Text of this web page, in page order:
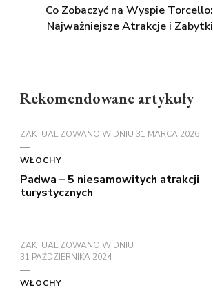
Co Zobaczyć na Wyspie Torcello:
Najważniejsze Atrakcje i Zabytki
Rekomendowane artykuły
ZAKTUALIZOWANO W DNIU 31 MARCA 2026
WŁOCHY
Padwa – 5 niesamowitych atrakcji
turystycznych
ZAKTUALIZOWANO W DNIU
31 PAŹDZIERNIKA 2024
WŁOCHY